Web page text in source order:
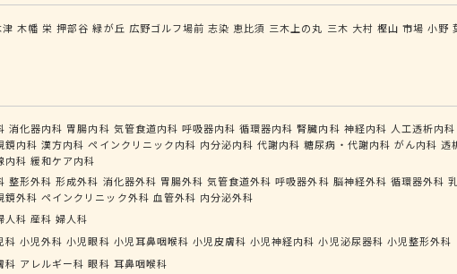
津 木幡 栄 押部谷 緑が丘 広野ゴルフ場前 志染 恵比須 三木上の丸 三木 大村 樫山 市場 小野
消化器内科 胃腸内科 気管食道内科 呼吸器内科 循環器内科 腎臓内科 神経内科 人工透析内科
鏡内科 漢方内科 ペインクリニック内科 内分泌内科 代謝内科 糖尿病・代謝内科 がん内科 透
内科 緩和ケア内科
整形外科 形成外科 消化器外科 胃腸外科 気管食道外科 呼吸器外科 脳神経外科 循環器外科
鏡外科 ペインクリニック外科 血管外科 内分泌外科
人科 産科 婦人科
科 小児外科 小児眼科 小児耳鼻咽喉科 小児皮膚科 小児神経内科 小児泌尿器科 小児整形外科
科 アレルギー科 眼科 耳鼻咽喉科